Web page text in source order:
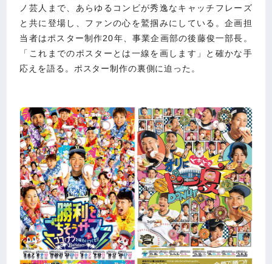
ノ芸人まで、あらゆるコンビが秀逸なキャッチフレーズ
と共に登場し、ファンの心を鷲掴みにしている。企画担
当者はポスター制作20年、事業企画部の後藤俊一部長。
「これまでのポスターとは一線を画します」と確かな手
応えを語る。ポスター制作の裏側に迫った。